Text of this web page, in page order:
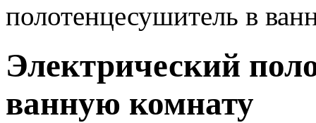
полотенцесушитель в
Электрический
ванную комнату